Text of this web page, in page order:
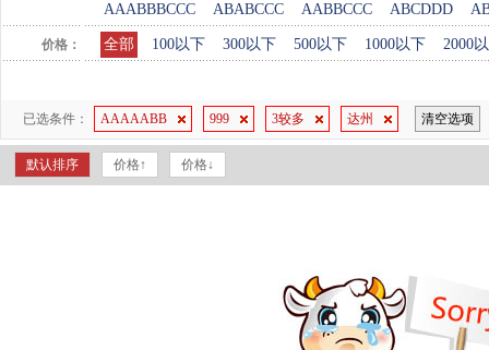
AAABBBCCC
ABABCCC AABBCCC ABCDDD
价格： 全部 100以下 300以下 500以下 1000以下 2000
已选条件： AAAAABB 999 3较多 达州 清空选项
默认排序 价格↑ 价格↓